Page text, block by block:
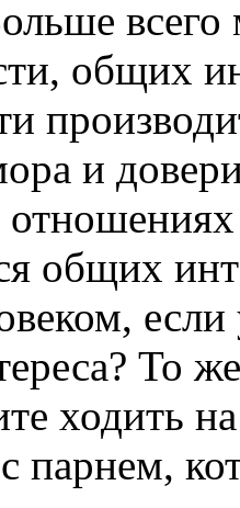
общих
и
общих
То
ходить
парнем,